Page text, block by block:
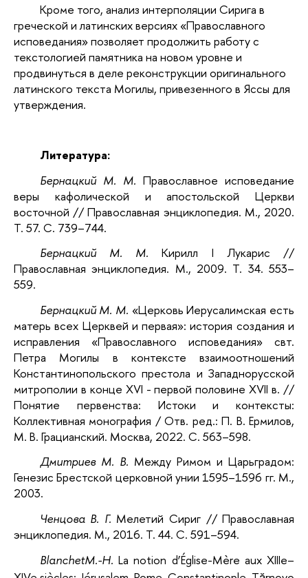
Кроме того, анализ интерполяции Сирига в
греческой и латинских версиях «Православного
исповедания» позволяет продолжить работу с
текстологией памятника на новом уровне и
продвинуться в деле реконструкции оригинального
латинского текста Могилы, привезенного в Яссы для
утверждения.
Литература:
Бернацкий М. М. Православное исповедание
веры кафолической и апостольской Церкви
восточной // Православная энциклопедия. М., 2020.
Т. 57. C. 739–744.
Бернацкий М. М. Кирилл I Лукарис //
Православная энциклопедия. М., 2009. Т. 34. 553–
559.
Бернацкий М. М. «Церковь Иерусалимская есть
матерь всех Церквей и первая»: история создания и
исправления «Православного исповедания» свт.
Петра Могилы в контексте взаимоотношений
Константинопольского престола и Западнорусской
митрополии в конце XVI - первой половине XVII в. //
Понятие первенства: Истоки и контексты:
Коллективная монография / Отв. ред.: П. В. Ермилов,
М. В. Грацианский. Москва, 2022. С. 563–598.
Дмитриев М. В. Между Римом и Царьградом:
Генезис Брестской церковной унии 1595–1596 гг. М.,
2003.
Ченцова В. Г. Мелетий Сириг // Православная
энциклопедия. М., 2016. Т. 44. С. 591–594.
BlanchetM.-H. La notion d’Église-Mère aux XIIIe–